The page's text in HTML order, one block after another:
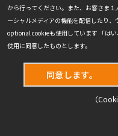
縄抜け名人
から行ってください。また、お客さま
ーシャルメディアの機能を配信したり、
optional cookieも使用しています 「は
使用に同意したものとします。
同意します。
（